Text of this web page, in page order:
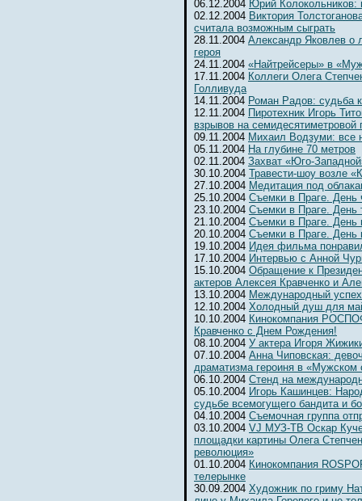
06.12.2004 Юрий Колокольников:
02.12.2004 Виктория
считала возможным сыграть
28.11.2004 Александр Яковлев о
героя
24.11.2004 «Найтрейсеры» в
17.11.2004 Коллеги Олега
Голливуда
14.11.2004 Роман Радов: судьба
12.11.2004 Пиротехник Игорь
взрывов на семидесятиметровой
09.11.2004 Михаил Водзуми: все
05.11.2004 На глубине 70 метров
02.11.2004 Захват «Юго-
30.10.2004 Травести-шоу возле
27.10.2004 Медитация под
25.10.2004 Съемки в Праге. День
23.10.2004 Съемки в Праге. День
21.10.2004 Съемки в Праге. День
20.10.2004 Съемки в Праге. День
19.10.2004 Идея фильма
17.10.2004 Интервью с Анной
15.10.2004 Обращение к
актеров Алексея Кравченко и
13.10.2004 Международный
12.10.2004 Холодный душ для
10.10.2004 Кинокомпания
Кравченко с Днем Рождения!
08.10.2004 У актера Игоря
07.10.2004 Анна Чиповская:
драматизма героиня в «Мужском
06.10.2004 Cтенд на
05.10.2004 Игорь Кашинцев:
судьбе всемогущего бандита и
04.10.2004 Съемочная группа
03.10.2004 VJ МУЗ-ТВ Оскар
площадки картины Олега
революция»
01.10.2004 Кинокомпания
телерынке
30.09.2004 Художник по гриму